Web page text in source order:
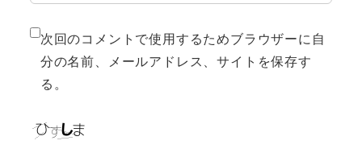
次回のコメントで使用するためブラウザーに自
分の名前、メールアドレス、サイトを保存す
る。